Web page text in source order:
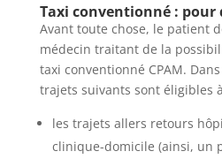
Taxi conventionné : pour
Avant toute chose, le patient
médecin traitant de la
taxi conventionné CPAM.
trajets suivants sont éligibles
les trajets allers retours
clinique-domicile (ainsi, un